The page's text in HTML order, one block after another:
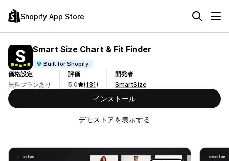
Shopify App Store
Smart Size Chart & Fit Finder
Built for Shopify
価格設定
無料プランあり
評価
5.0
(131)
開発者
SmartSize
インストール
デモストアを表示する